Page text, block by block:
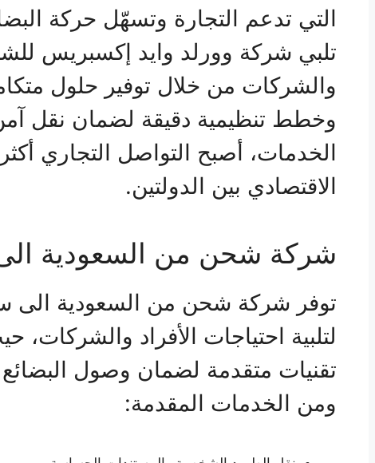
التي تدعم التجارة وتسهّل حركة
تلبي شركة وورلد وايد إكسبريس
والشركات من خلال توفير حلول
وخطط تنظيمية دقيقة لضمان نقل
الخدمات، أصبح التواصل التجاري
الاقتصادي بين الدولتين.
شركة شحن من السعودية
توفر شركة شحن من السعودية الى
لتلبية احتياجات الأفراد
تقنيات متقدمة لضمان وصول
ومن الخدمات المقدمة: